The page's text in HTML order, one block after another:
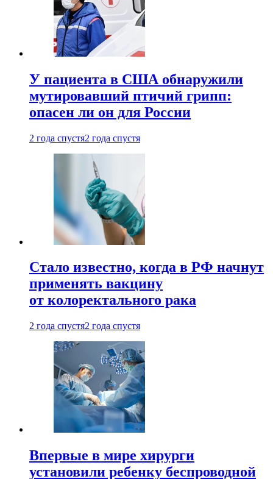
У пациента в США обнаружили
мутировавший птичий грипп:
опасен ли он для России
2 года спустя2 года спустя
Стало известно, когда в РФ начнут
применять вакцину
от колоректального рака
2 года спустя2 года спустя
Впервые в мире хирурги
установили ребенку беспроводной